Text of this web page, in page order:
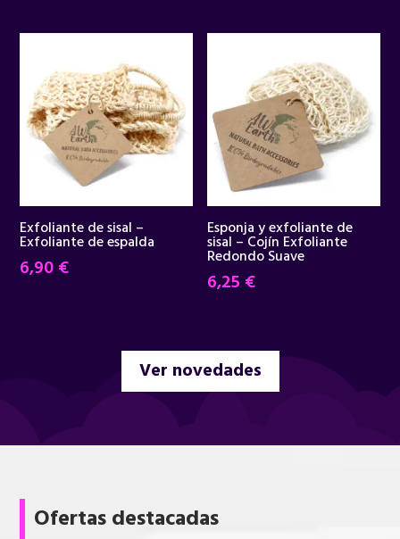
34,95 €.29,90 €.
Exfoliante de sisal –
Exfoliante de espalda
6,90€
Esponja y exfoliante de
sisal – Cojín Exfoliante
Redondo Suave
6,25 €
Ver novedades
Ofertas destacadas